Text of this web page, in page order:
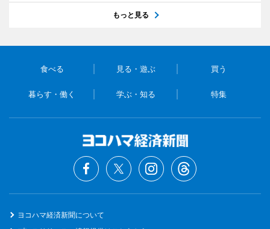
もっと見る
食べる 見る・遊ぶ 買う
暮らす・働く 学ぶ・知る 特集
ヨコハマ経済新聞について